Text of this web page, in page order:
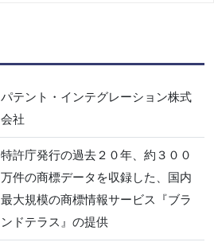
パテント・インテグレーション株式
会社
特許庁発行の過去２０年、約３００
万件の商標データを収録した、国内
最大規模の商標情報サービス『ブラ
ンドテラス』の提供